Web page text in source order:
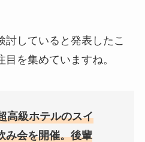
していると発表したこ
を集めていますね。
高級ホテルのスイ
み会を開催。後輩